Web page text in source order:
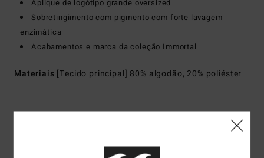
Aplique de logótipo grande oversized
Sobretingimento com pigmento com forte lavagem
enzimática
Acabamentos e marca da coleção Immortal
Materiais [Tecido principal] 80% algodão, 20% poliéster